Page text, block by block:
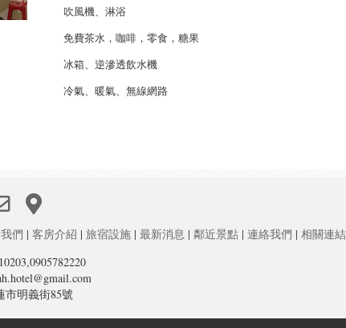
吹風機、淋浴
免費茶水，咖啡，零食，糖果
冰箱、逆滲透飲水機
冷氣、暖氣、無線網路
們 | 客房介紹 | 旅宿設施 | 最新消息 | 鄰近景點 | 連絡我們 | 相關連結
市明義街85號